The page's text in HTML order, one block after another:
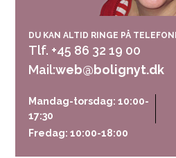
DU KAN ALTID RINGE PÅ
Tlf. +45 86 32 19 00
Mail:web@bolignyt.dk
Mandag-torsdag: 10:00-
17:30
Fredag: 10:00-18:00